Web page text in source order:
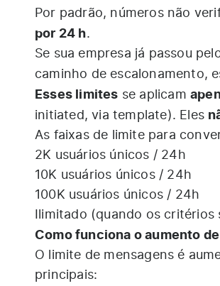
Por padrão, números não
por 24 h.
Se sua empresa já passou
caminho de escalonamento,
Esses limites se aplicam
initiated, via template). Eles
As faixas de limite para
2K usuários únicos / 24h
10K usuários únicos / 24h
100K usuários únicos / 24h
Ilimitado (quando os critérios
Como funciona o aumento
O limite de mensagens é
principais: